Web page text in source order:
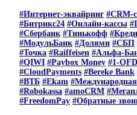
#Интернет-эквайринг #CRM-
#Битрикс24 #Онлайн-кассы
#Сбербанк #Тинькофф
#МодульБанк #Долями #СБП
#Точка #Raiffeisen #Альфа-
#QIWI #Paybox Money #1-OFD
#CloudPayments #Bereke Bank
#ВТБ #Ekam
#Robokassa #amoCRM
#FreedomPay #Обратные